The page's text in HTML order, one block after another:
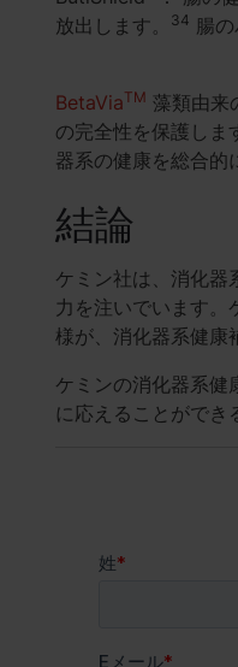
放出します。
34 腸
BetaViaTM 藻類由来
の完全性を保護しま
器系の健康を総合的
結論
ケミン社は、消化器
力を注いでいます
様が、消化器系健康
ケミンの消化器系健
に応えることができ